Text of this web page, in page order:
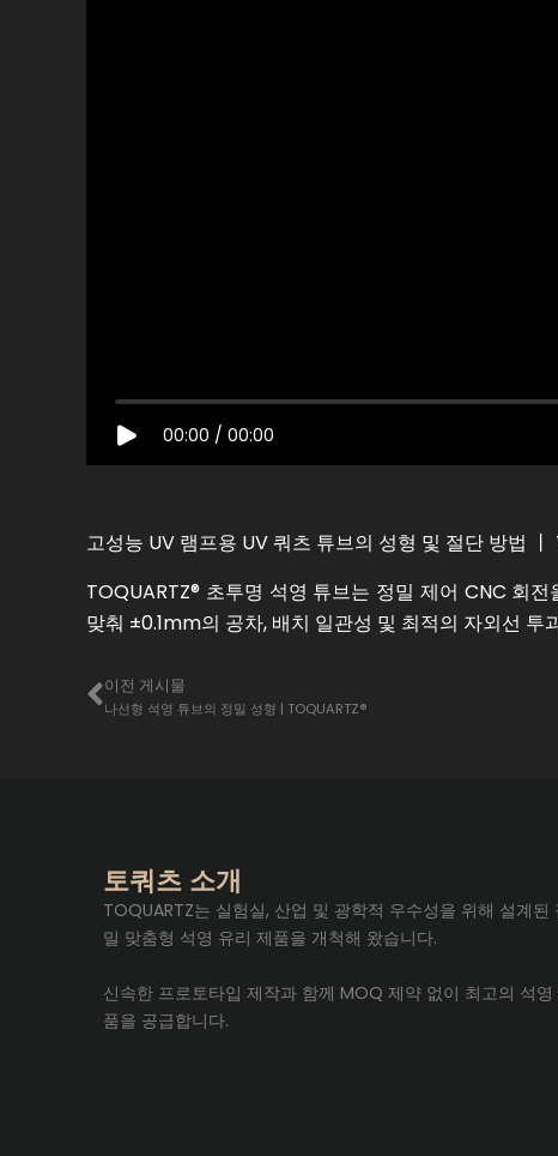
00:00 / 00:00
고성능 UV 램프용 UV 쿼츠 튜브의 성형 및 절단 방법 丨
TOQUARTZ® 초투명 석영 튜브는 정밀 제어 CNC 회
맞춰 ±0.1mm의 공차, 배치 일관성 및 최적의 자외선 투
이전
이전 게시물
나선형 석영 튜브의 정밀 성형 | TOQUARTZ®
토쿼츠 소개
TOQUARTZ는 실험실, 산업 및 광학적 우수성을 위해 설계된
밀 맞춤형 석영 유리 제품을 개척해 왔습니다.
신속한 프로토타입 제작과 함께 MOQ 제약 없이 최고의 석영
품을 공급합니다.